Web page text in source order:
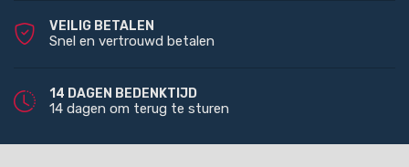
VEILIG BETALEN
Snel en vertrouwd betalen
14 DAGEN BEDENKTIJD
14 dagen om terug te sturen